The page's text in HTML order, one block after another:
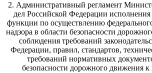
2. Административный регламент
дел Российской Федерации исполнения
функции по осуществлению
надзора в области безопасности
соблюдения требований
Федерации, правил, стандартов,
требований нормативных
безопасности дорожного движения к